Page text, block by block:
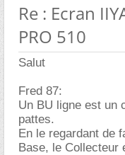
Re : Ecran
PRO 510
Salut
Fred 87:
Un BU ligne est un
pattes.
En le regardant de
Base, le Collecteur